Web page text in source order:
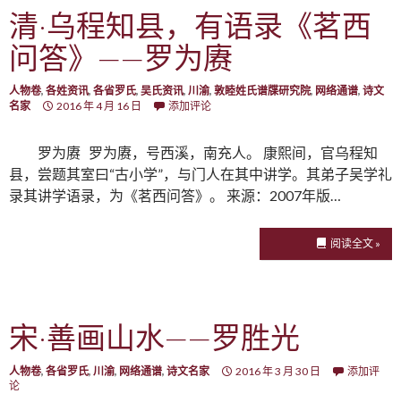
清·乌程知县，有语录《茗西
问答》——罗为赓
人物卷, 各姓资讯, 各省罗氏, 吴氏资讯, 川渝, 敦睦姓氏谱牒研究院, 网络通谱, 诗文
名家
2016 年 4 月 16 日 添加评论
罗为赓 罗为赓，号西溪，南充人。 康熙间，官乌程知
县，尝题其室曰“古小学”，与门人在其中讲学。其弟子吴学礼
录其讲学语录，为《茗西问答》。 来源：2007年版…
阅读全文 »
宋·善画山水——罗胜光
人物卷, 各省罗氏, 川渝, 网络通谱, 诗文名家 2016 年 3 月 30 日
添加评
论